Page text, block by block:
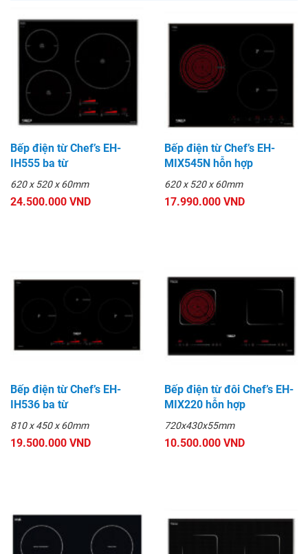
Bếp điện từ Chef’s EH-
IH555 ba từ
620 x 520 x 60mm
24.500.000 VND
Bếp điện từ Chef’s EH-
MIX545N hỗn hợp
620 x 520 x 60mm
17.990.000 VND
Bếp điện từ Chef’s EH-
IH536 ba từ
810 x 450 x 60mm
19.500.000 VND
Bếp điện từ đôi Chef’s EH-
MIX220 hỗn hợp
720x430x55mm
10.500.000 VND